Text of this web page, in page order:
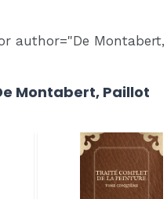
author="De
Montabert, Paillot